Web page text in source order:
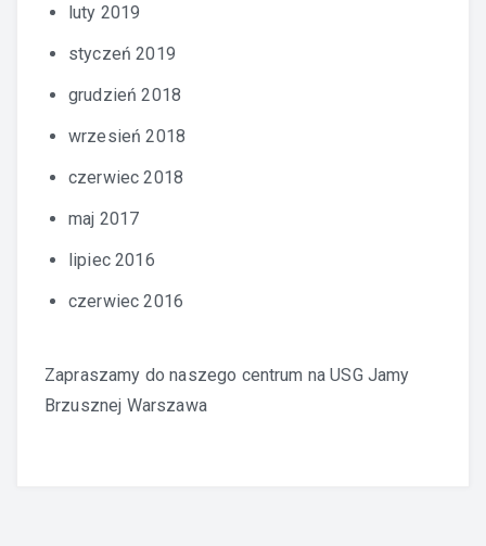
luty 2019
styczeń 2019
grudzień 2018
wrzesień 2018
czerwiec 2018
maj 2017
lipiec 2016
czerwiec 2016
Zapraszamy do naszego centrum naUSG Jamy
Brzusznej Warszawa